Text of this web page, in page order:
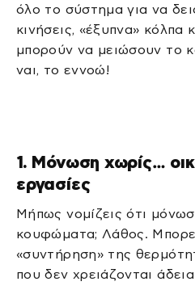
όλο το σύστημα για να
κινήσεις, «έξυπνα» κόλπα
μπορούν να μειώσουν το
ναι, το εννοώ!
1. Μόνωση χωρίς…
εργασίες
Μήπως νομίζεις ότι
κουφώματα; Λάθος.
«συντήρηση» της
που δεν χρειάζονται